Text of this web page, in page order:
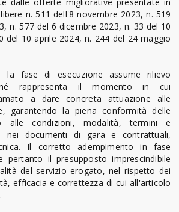
n. 511 dell'8 novembre 2023, n. 519
n. 577 del 6 dicembre 2023, n. 33 del 10
del 10 aprile 2024, n. 244 del 24 maggio
la fase di esecuzione assume rilievo
rappresenta il momento in cui
a dare concreta attuazione alle
garantendo la piena conformità delle
alle condizioni, modalità, termini e
nei documenti di gara e contrattuali,
Il corretto adempimento in fase
pertanto il presupposto imprescindibile
del servizio erogato, nel rispetto dei
efficacia e correttezza di cui all'articolo